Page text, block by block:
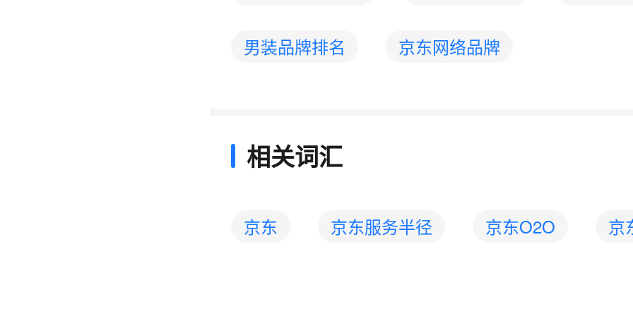
男装品牌排名 京东网络品牌
相关词汇
京东 京东服务半径 京东O2O 京